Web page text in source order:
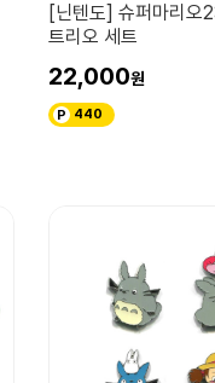
[닌텐도] 슈퍼마리오
트리오 세트
22,000
440